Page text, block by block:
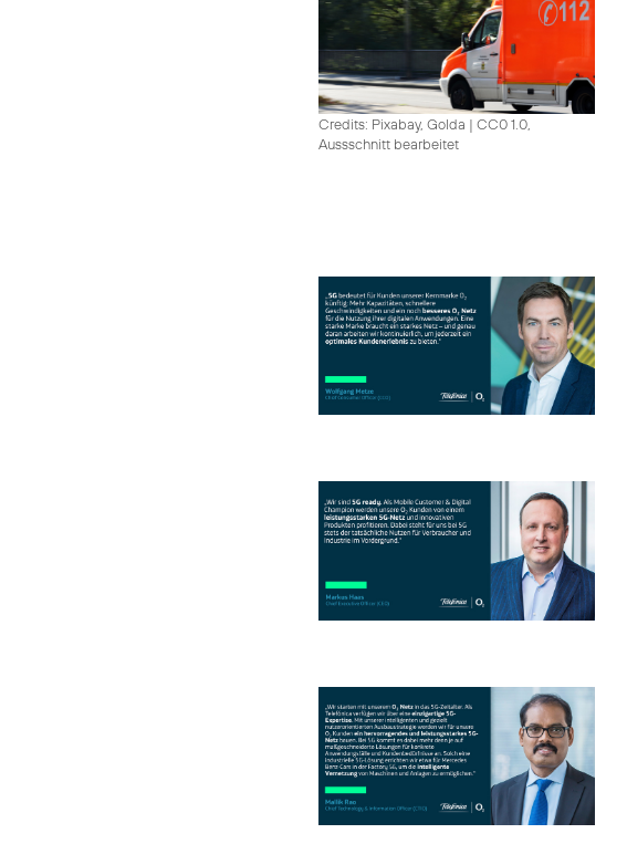
Credits: Pixabay, Golda | CC0 1.0,
Aussschnitt bearbeitet